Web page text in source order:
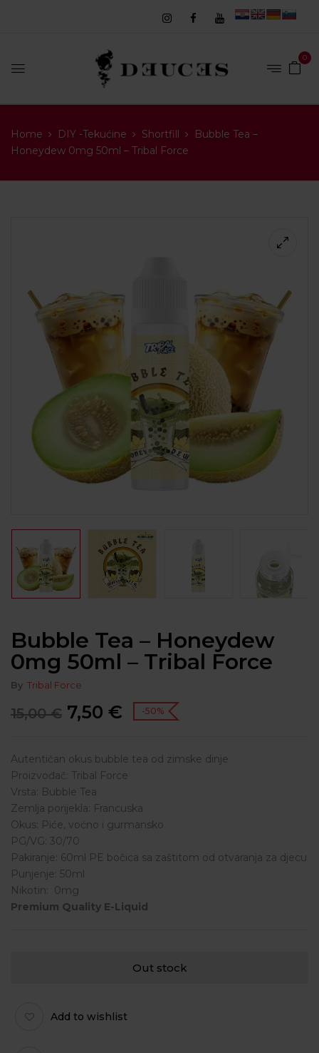
0
Home DIY -Tekućine Shortfill
Bubble Tea –
Honeydew 0mg 50ml – Tribal Force
Bubble Tea – Honeydew
0mg 50ml – Tribal Force
By Tribal Force
15,00€ 7,50 € -50%
Autentičan okus bubble tea od zimske dinje
Proizvođač: Tribal Force
Vrsta: Bubble Tea
Zemlja porijekla: Francuska
Okus: Piće, voćno i gurmansko
PG/VG: 30/70
Pakiranje: 60ml PE bočica sa zaštitom od otvaranja za djecu
Punjenje: 50ml
Nikotin: 0mg
Premium Quality E-Liquid
Out stock
Add to wishlist